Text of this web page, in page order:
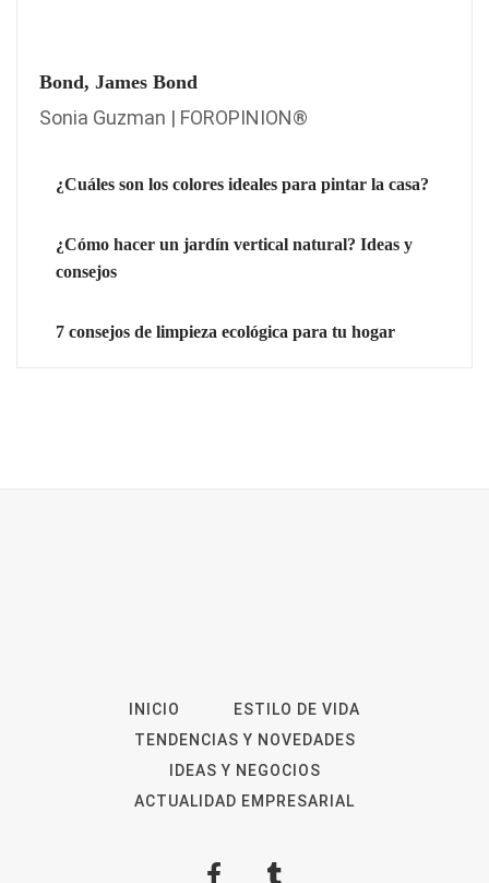
Bond, James Bond
Sonia Guzman | FOROPINION®
¿Cuáles son los colores ideales para pintar la casa?
¿Cómo hacer un jardín vertical natural? Ideas y
consejos
7 consejos de limpieza ecológica para tu hogar
INICIO
ESTILO DE VIDA
TENDENCIAS Y NOVEDADES
IDEAS Y NEGOCIOS
ACTUALIDAD EMPRESARIAL